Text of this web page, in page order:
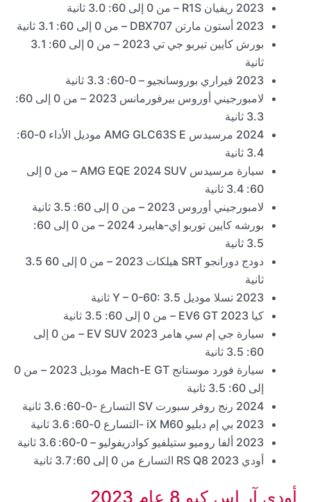
2023 ريفيان R1S – من 0 إلى 60: 3.0 ثانية
2023 أستون مارتن DBX707 – من 0 إلى 60: 3.1 ثانية
بورش كايين تيربو جي تي 2023 – من 0 إلى 60: 3.1
ثانية
2023 فيراري بوروسانجيو – 0-60: 3.3 ثانية
لامبورجيني أوروس بيرفورمانس 2023 – من 0 إلى 60:
3.3 ثانية
2024 مرسيدس AMG GLC63S E موديل الأداء 0-60:
3.4 ثانية
سيارة مرسيدس AMG EQE 2024 SUV – من 0 إلى
60: 3.4 ثانية
لامبورجيني أوروس 2023 – من 0 إلى 60: 3.5 ثانية
بورشه كايين توربو إي-هايبرد 2024 – من 0 إلى 60:
3.5 ثانية
دودج دورانجو SRT هيلكات 2023 – من 0 إلى 60 3.5
ثانية
2023 تسلا موديل Y – 0-60: 3.5 ثانية
كيا EV6 GT 2023 – من 0 إلى 60: 3.5 ثانية
سيارة جي إم سي هامر EV SUV 2023 – من 0 إلى
60: 3.5 ثانية
سيارة فورد موستانج Mach-E GT موديل 2023 – من 0
إلى 60: 3.5 ثانية
2024 رنج روفر سبورت SV التسارع -0-60: 3.6 ثانية
2023 بي إم دبليو iX M60 -التسارع 0-60: 3.6 ثانية
2023 ألفا روميو ستيلفيو كوادريفوليو – 0-60: 3.6 ثانية
أودي RS Q8 2023 التسارع من 0 إلى 60: 3.7 ثانية
أودي آر إس كيو 8 عام 2023